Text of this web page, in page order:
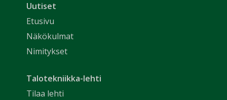
Uutiset
Etusivu
Näkökulmat
Nimitykset
Talotekniikka-lehti
Tilaa lehti